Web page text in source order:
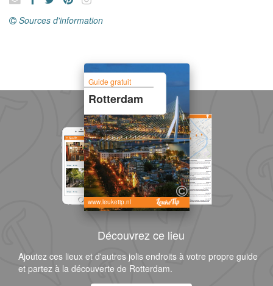
Sources d'information
Guide gratuit
Rotterdam
www.leuketip.nl
Découvrez ce lieu
Ajoutez ces lieux et d'autres jolis endroits à votre propre guide
et partez à la découverte de Rotterdam.